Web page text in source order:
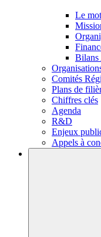
Le
Bilans
Comités
Plans de
Chiffres clés
Agenda
R&D
Enjeux
Appels à